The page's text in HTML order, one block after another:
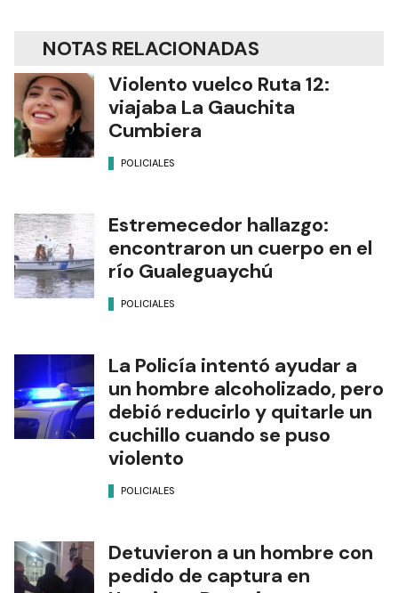
NOTAS RELACIONADAS
Violento vuelco Ruta 12:
viajaba La Gauchita
Cumbiera
POLICIALES
Estremecedor hallazgo:
encontraron un cuerpo en el
río Gualeguaychú
POLICIALES
La Policía intentó ayudar a
un hombre alcoholizado, pero
debió reducirlo y quitarle un
cuchillo cuando se puso
violento
POLICIALES
Detuvieron a un hombre con
pedido de captura en